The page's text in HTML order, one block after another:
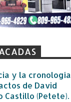
y la cronología
de David
Castillo (Petete).